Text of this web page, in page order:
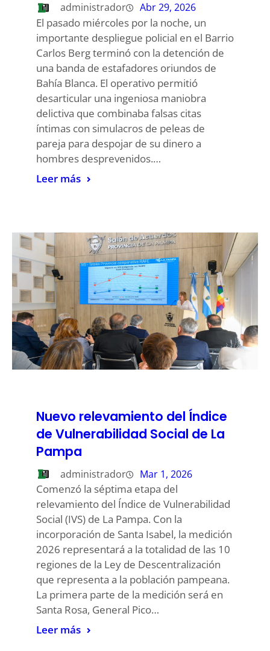
administrador Abr 29, 2026
El pasado miércoles por la noche, un
importante despliegue policial en el Barrio
Carlos Berg terminó con la detención de
una banda de estafadores oriundos de
Bahía Blanca. El operativo permitió
desarticular una ingeniosa maniobra
delictiva que combinaba falsas citas
íntimas con simulacros de peleas de
pareja para despojar de su dinero a
hombres desprevenidos.…
Leer más
Nuevo relevamiento del Índice
de Vulnerabilidad Social de La
Pampa
administrador Mar 1, 2026
Comenzó la séptima etapa del
relevamiento del Índice de Vulnerabilidad
Social (IVS) de La Pampa. Con la
incorporación de Santa Isabel, la medición
2026 representará a la totalidad de las 10
regiones de la Ley de Descentralización
que representa a la población pampeana.
La primera parte de la medición será en
Santa Rosa, General Pico…
Leer más